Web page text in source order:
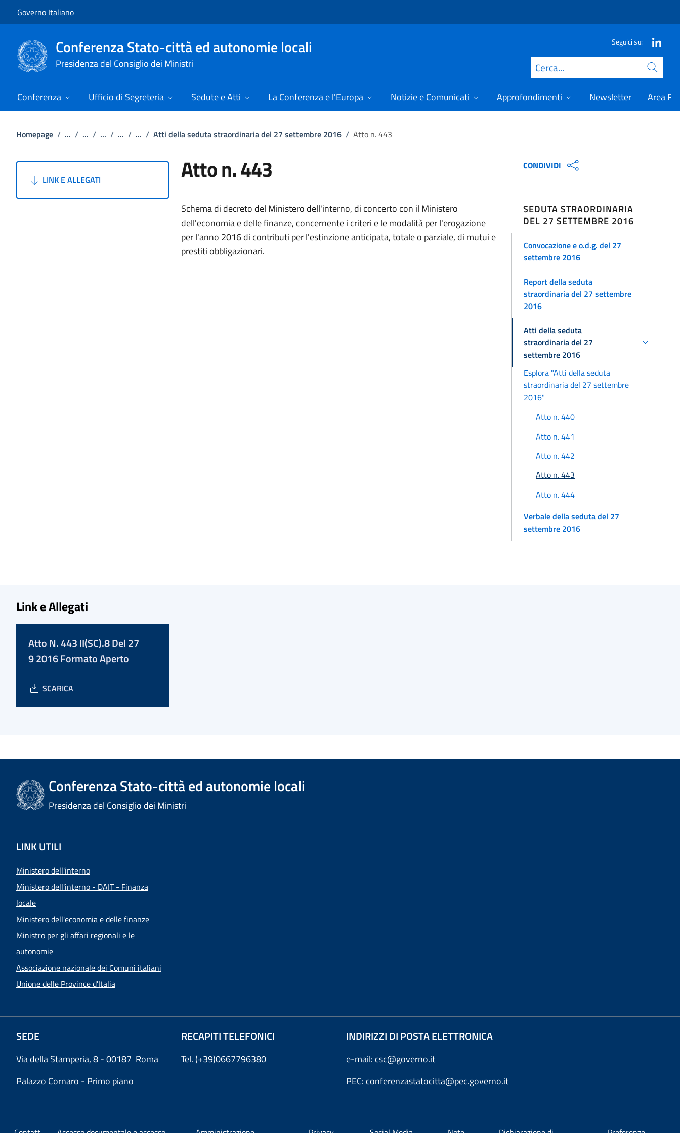
Governo Italiano
Conferenza Stato-città ed autonomie locali
Presidenza del Consiglio dei Ministri
Seguici su:
Cerca
Conferenza Ufficio di Segreteria Sedute e Atti La Conferenza e l'Europa Notizie e Comunicati Approfondimenti Newsletter Area
Homepage / ... / ... / ... / ... / ... / Atti della seduta straordinaria del 27 settembre 2016 / Atto n. 443
LINK E ALLEGATI Atto n. 443
Schema di decreto del Ministero dell'interno, di concerto con il Ministero
dell'economia e delle finanze, concernente i criteri e le modalità per l'erogazione
per l'anno 2016 di contributi per l'estinzione anticipata, totale o parziale, di mutui e
prestiti obbligazionari.
CONDIVIDI
SEDUTA STRAORDINARIA
DEL 27 SETTEMBRE 2016
Convocazione e o.d.g. del 27
settembre 2016
Report della seduta
straordinaria del 27 settembre
2016
Atti della seduta
straordinaria del 27
settembre 2016
Esplora "Atti della seduta
straordinaria del 27 settembre
2016"
Atto n. 440
Atto n. 441
Atto n. 442
Atto n. 443
Atto n. 444
Verbale della seduta del 27
settembre 2016
Link e Allegati
Atto N. 443 II(SC).8 Del 27
9 2016 Formato Aperto
SCARICA
Conferenza Stato-città ed autonomie locali
Presidenza del Consiglio dei Ministri
LINK UTILI
Ministero dell'interno
Ministero dell'interno - DAIT - Finanza
locale
Ministero dell'economia e delle finanze
Ministro per gli affari regionali e le
autonomie
Associazione nazionale dei Comuni italiani
Unione delle Province d'Italia
SEDE
Via della Stamperia, 8 - 00187 Roma
Palazzo Cornaro - Primo piano
RECAPITI TELEFONICI
Tel. (+39)0667796380
INDIRIZZI DI POSTA ELETTRONICA
e-mail: csc@governo.it
PEC: conferenzastatocitta@pec.governo.it